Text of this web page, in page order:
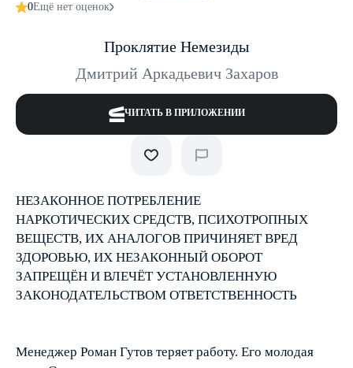
0Ещё нет оценок
Проклятие Немезиды
Дмитрий Аркадьевич Захаров
ЧИТАТЬ В ПРИЛОЖЕНИИ
НЕЗАКОННОЕ ПОТРЕБЛЕНИЕ
НАРКОТИЧЕСКИХ СРЕДСТВ, ПСИХОТРОПНЫХ
ВЕЩЕСТВ, ИХ АНАЛОГОВ ПРИЧИНЯЕТ ВРЕД
ЗДОРОВЬЮ, ИХ НЕЗАКОННЫЙ ОБОРОТ
ЗАПРЕЩЁН И ВЛЕЧЁТ УСТАНОВЛЕННУЮ
ЗАКОНОДАТЕЛЬСТВОМ ОТВЕТСТВЕННОСТЬ
Менеджер Роман Гутов теряет работу. Его молодая